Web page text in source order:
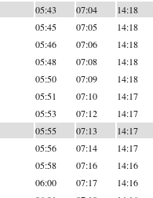
05:43 07:04 14:18
05:45 07:05 14:18
05:46 07:06 14:18
05:48 07:08 14:18
05:50 07:09 14:18
05:51 07:10 14:17
05:53 07:12 14:17
05:55 07:13 14:17
05:56 07:14 14:17
05:58 07:16 14:16
06:00 07:17 14:16